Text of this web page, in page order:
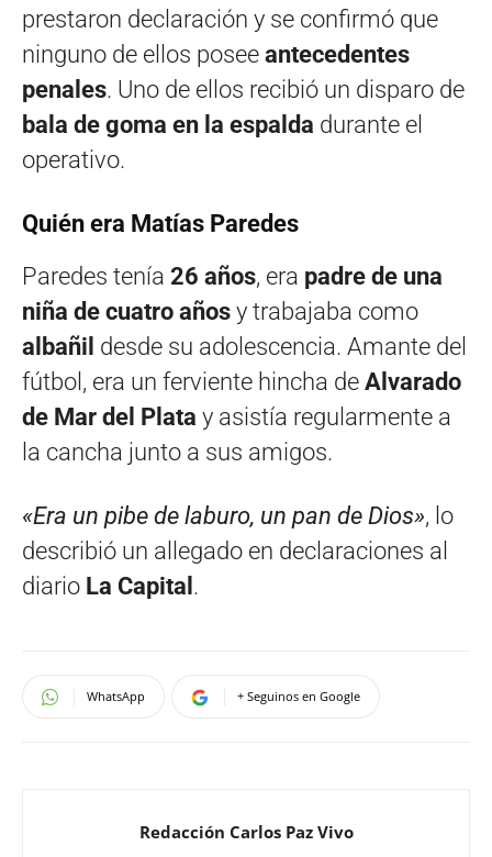
prestaron declaración y se confirmó que
ninguno de ellos posee antecedentes
penales. Uno de ellos recibió un disparo de
bala de goma en la espalda durante el
operativo.
Quién era Matías Paredes
Paredes tenía 26 años, era padre de una
niña de cuatro años y trabajaba como
albañil desde su adolescencia. Amante del
fútbol, era un ferviente hincha de Alvarado
de Mar del Plata y asistía regularmente a
la cancha junto a sus amigos.
«Era un pibe de laburo, un pan de Dios», lo
describió un allegado en declaraciones al
diario La Capital .
WhatsApp + Seguinos en Google
Redacción Carlos Paz Vivo